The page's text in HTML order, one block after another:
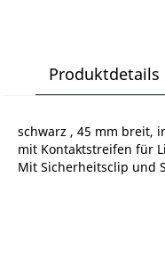
Produktdetails
schwarz , 45 mm breit,
mit Kontaktstreifen für
Mit Sicherheitsclip und